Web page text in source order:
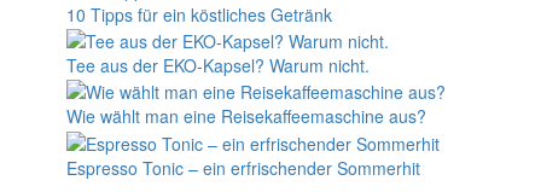
10 Tipps für ein köstliches Getränk
Tee aus der EKO-Kapsel? Warum nicht.
Wie wählt man eine Reisekaffeemaschine aus?
Espresso Tonic – ein erfrischender Sommerhit